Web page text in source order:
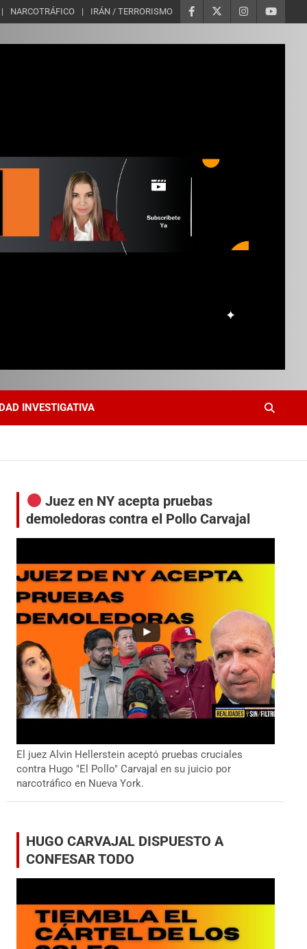
NARCOTRÁFICO IRÁN / TERRORISMO
INVESTIGATIVA
Juez en NY acepta pruebas
demoledoras contra el Pollo Carvajal
El juez Alvin Hellerstein aceptó pruebas cruciales
contra Hugo "El Pollo" Carvajal en su juicio por
narcotráfico en Nueva York.
HUGO CARVAJAL DISPUESTO A
CONFESAR TODO